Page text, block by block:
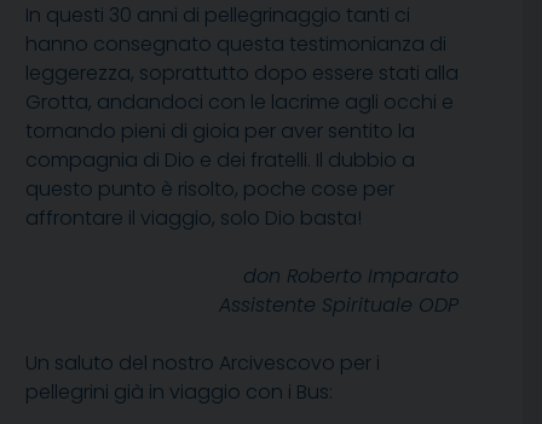
In questi 30 anni di pellegrinaggio tanti ci
hanno consegnato questa testimonianza di
leggerezza, soprattutto dopo essere stati alla
Grotta, andandoci con le lacrime agli occhi e
tornando pieni di gioia per aver sentito la
compagnia di Dio e dei fratelli. Il dubbio a
questo punto è risolto, poche cose per
affrontare il viaggio, solo Dio basta!
don Roberto Imparato
Assistente Spirituale ODP
Un saluto del nostro Arcivescovo per i
pellegrini già in viaggio con i Bus: